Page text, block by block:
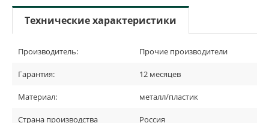
Технические характеристики
Производитель: Прочие производители
Гарантия: 12 месяцев
Материал: металл/пластик
Страна производства Россия